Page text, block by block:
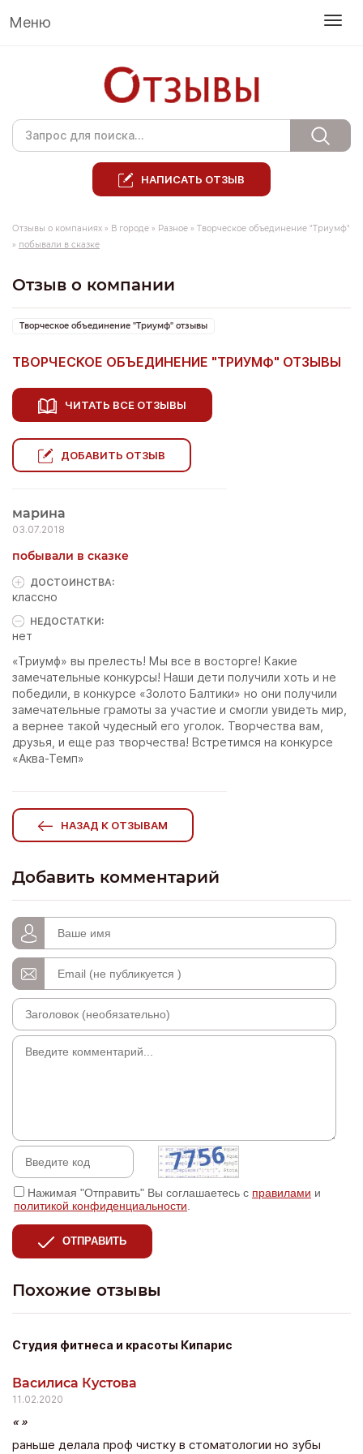
Меню
НАПИСАТЬ ОТЗЫВ
Отзывы о компаниях » В городе » Разное » Творческое объединение "Триумф"
» побывали в сказке
Отзыв о компании
Творческое объединение "Триумф" отзывы
ТВОРЧЕСКОЕ ОБЪЕДИНЕНИЕ "ТРИУМФ" ОТЗЫВЫ
ЧИТАТЬ ВСЕ ОТЗЫВЫ
ДОБАВИТЬ ОТЗЫВ
марина
03.07.2018
побывали в сказке
ДОСТОИНCТВА:
классно
НЕДОСТАТКИ:
нет
«Триумф» вы прелесть! Мы все в восторге! Какие
замечательные конкурсы! Наши дети получили хоть и не
победили, в конкурсе «Золото Балтики» но они получили
замечательные грамоты за участие и смогли увидеть мир,
а вернее такой чудесный его уголок. Творчества вам,
друзья, и еще раз творчества! Встретимся на конкурсе
«Аква-Темп»
НАЗАД К ОТЗЫВАМ
Добавить комментарий
Нажимая "Отправить" Вы соглашаетесь с правилами и
политикой конфиденциальности
ОТПРАВИТЬ
Похожие отзывы
Студия фитнеса и красоты Кипарис
Василиса Кустова
11.02.2020
раньше делала проф чистку в стоматологии но зубы